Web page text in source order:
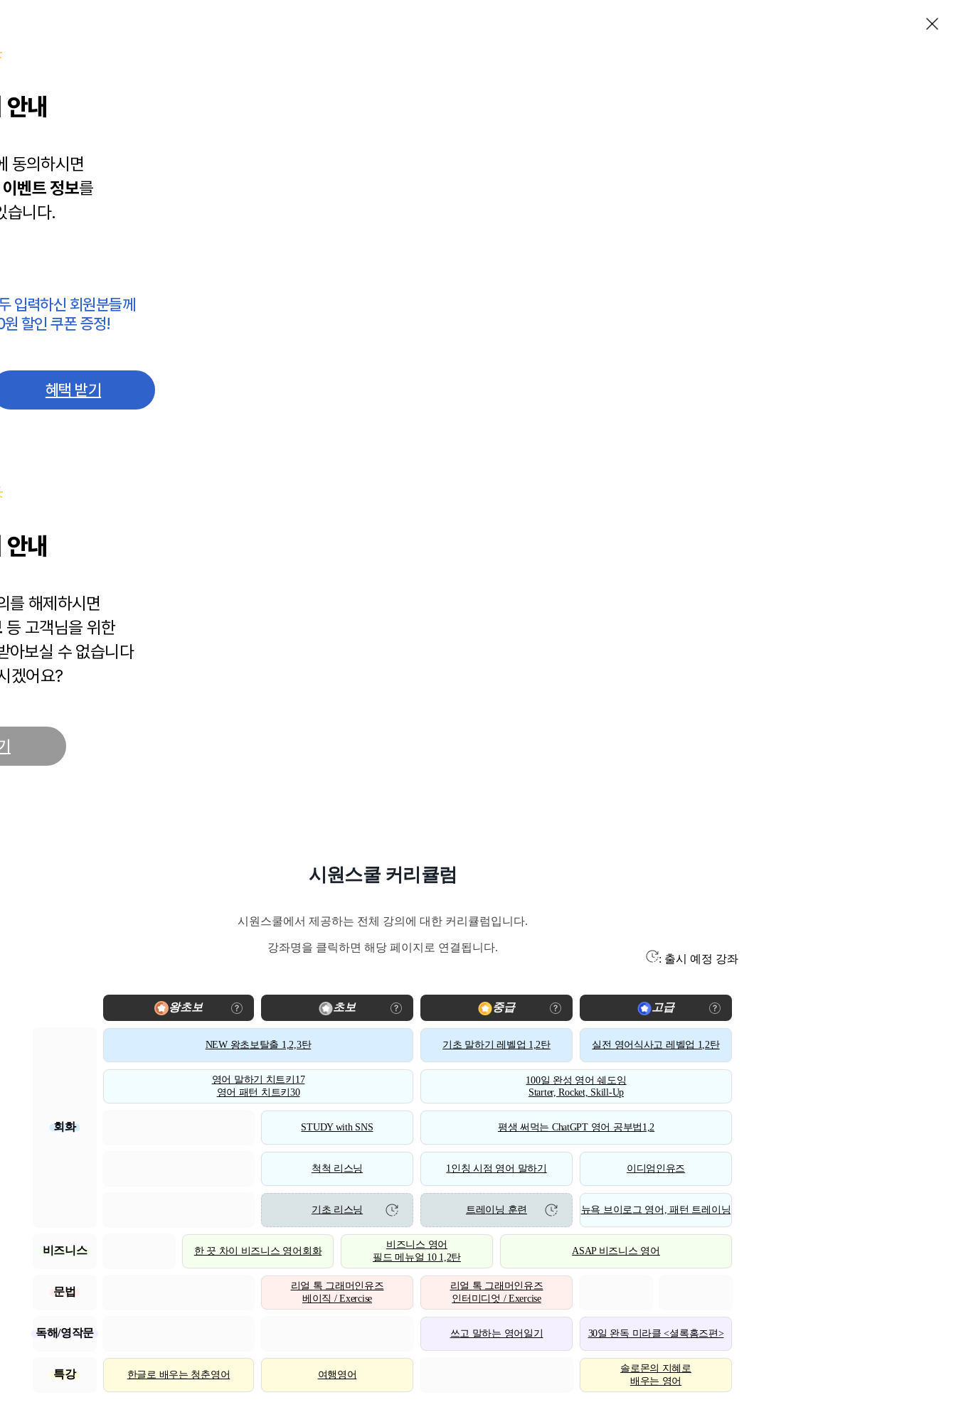
내
동의하시면
이벤트 정보를
습니다.
입력하신 회원분들께
할인 쿠폰 증정!
혜택 받기
내
를 해제하시면
등 고객님을 위한
아보실 수 없습니다
겠어요?
시원스쿨 커리큘럼
시원스쿨에서 제공하는 전체 강의에 대한 커리큘럼입니다.
강좌명을 클릭하면 해당 페이지로 연결됩니다.
: 출시 예정 강좌
왕초보 초보 중급 고급
회화
NEW 왕초보탈출 1,2,3탄 기초 말하기 레벨업 1,2탄 실전 영어식사고 레벨업 1,2탄
영어 말하기 치트키17
영어 패턴 치트키30
100일 완성 영어 쉐도잉
Starter, Rocket, Skill-Up
STUDY with SNS 평생 써먹는 ChatGPT 영어 공부법1,2
척척 리스닝 1인칭 시점 영어 말하기 이디엄인유즈
기초 리스닝 트레이닝 훈련 뉴욕 브이로그 영어, 패턴 트레이닝
비즈니스 한 끗 차이 비즈니스 영어회화
비즈니스 영어
필드 메뉴얼 10 1,2탄
ASAP 비즈니스 영어
문법
리얼 톡 그래머인유즈
베이직 / Exercise
리얼 톡 그래머인유즈
인터미디엇 / Exercise
독해/영작문 쓰고 말하는 영어일기 30일 완독 미라클 <셜록홈즈편>
특강 한글로 배우는 청춘영어 여행영어
솔로몬의 지혜로
배우는 영어